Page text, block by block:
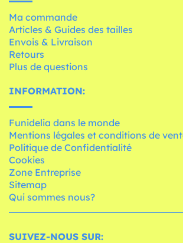
Ma commande
Articles & Guides des tailles
Envois & Livraison
Retours
Plus de questions
INFORMATION:
Funidelia dans le monde
Mentions légales et conditions de
Politique de Confidentialité
Cookies
Zone Entreprise
Sitemap
Qui sommes nous?
SUIVEZ-NOUS SUR: